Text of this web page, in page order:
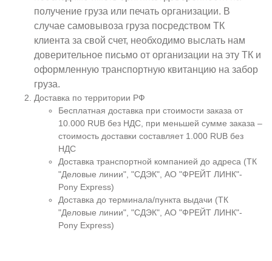
получение груза или печать организации. В
случае самовывоза груза посредством ТК
клиента за свой счет, необходимо выслать нам
доверительное письмо от организации на эту ТК и
оформленную транспортную квитанцию на забор
груза.
Доставка по территории РФ
Бесплатная доставка при стоимости заказа от
10.000 RUB без НДС, при меньшей сумме заказа –
стоимость доставки составляет 1.000 RUB без
НДС
Доставка транспортной компанией до адреса (ТК
"Деловые линии", "СДЭК", АО "ФРЕЙТ ЛИНК"-
Pony Express)
Доставка до терминала/пункта выдачи (ТК
"Деловые линии", "СДЭК", АО "ФРЕЙТ ЛИНК"-
Pony Express)